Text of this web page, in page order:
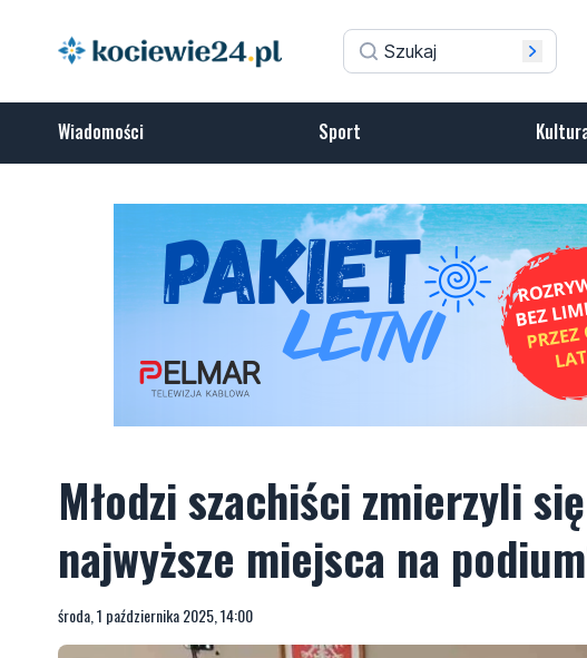
Wiadomości Sport
Młodzi szachiści zmierzyli
najwyższe miejsca na
środa, 1 października 2025, 14:00